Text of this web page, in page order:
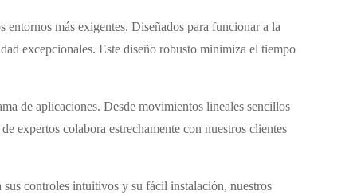
más exigentes. Diseñados para funcionar a la
excepcionales. Este diseño robusto minimiza el tiempo
de aplicaciones. Desde movimientos lineales sencillos
expertos colabora estrechamente con nuestros clientes
controles intuitivos y su fácil instalación, nuestros